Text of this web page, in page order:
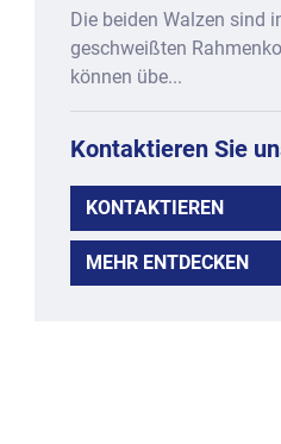
Die beiden Walzen sind
geschweißten
können übe...
Kontaktieren Sie
KONTAKTIEREN
MEHR ENTDECKEN